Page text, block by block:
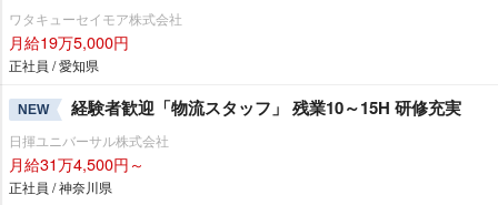
ワタキューセイモア株式会社
月給19万5,000円
正社員 / 愛知県
NEW 経験者歓迎「物流スタッフ」 残業10～15H 研修充実
日揮ユニバーサル株式会社
月給31万4,500円～
正社員 / 神奈川県